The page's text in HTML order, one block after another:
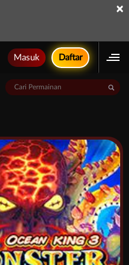
×
Masuk Daftar